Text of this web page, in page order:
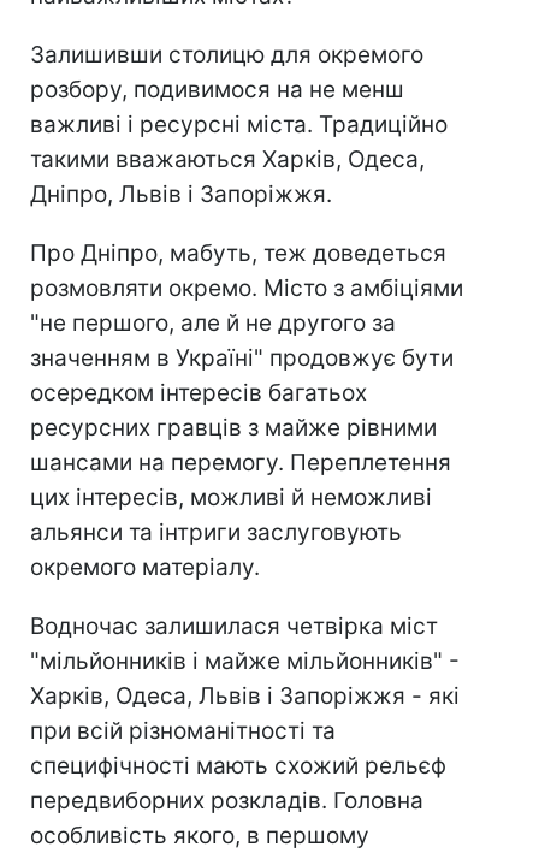
Залишивши столицю для окремого
розбору, подивимося на не менш
важливі і ресурсні міста. Традиційно
такими вважаються Харків, Одеса,
Дніпро, Львів і Запоріжжя.
Про Дніпро, мабуть, теж доведеться
розмовляти окремо. Місто з амбіціями
"не першого, але й не другого за
значенням в Україні" продовжує бути
осередком інтересів багатьох
ресурсних гравців з майже рівними
шансами на перемогу. Переплетення
цих інтересів, можливі й неможливі
альянси та інтриги заслуговують
окремого матеріалу.
Водночас залишилася четвірка міст
"мільйонників і майже мільйонників" -
Харків, Одеса, Львів і Запоріжжя - які
при всій різноманітності та
специфічності мають схожий рельєф
передвиборних розкладів. Головна
особливість якого, в першому